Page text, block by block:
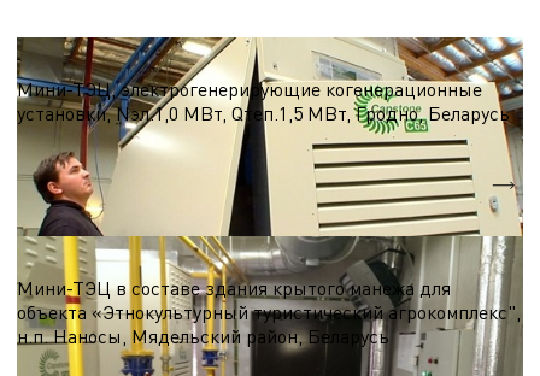
ТЭЦ, Мини-ТЭЦ на базе микро-ГТУ
Мини-ТЭЦ, электрогенерирующие когенерационные
установки, Nэл.1,0 МВт, Qтеп.1,5 МВт, Гродно, Беларусь
1,0 МВт
Qтеп.
1,5 МВт
ТЭЦ, Мини-ТЭЦ на базе микро-ГТУ
Мини-ТЭЦ в составе здания крытого манежа для
объекта «Этнокультурный туристический агрокомплекс",
н.п. Наносы, Мядельский район, Беларусь
Nэл.